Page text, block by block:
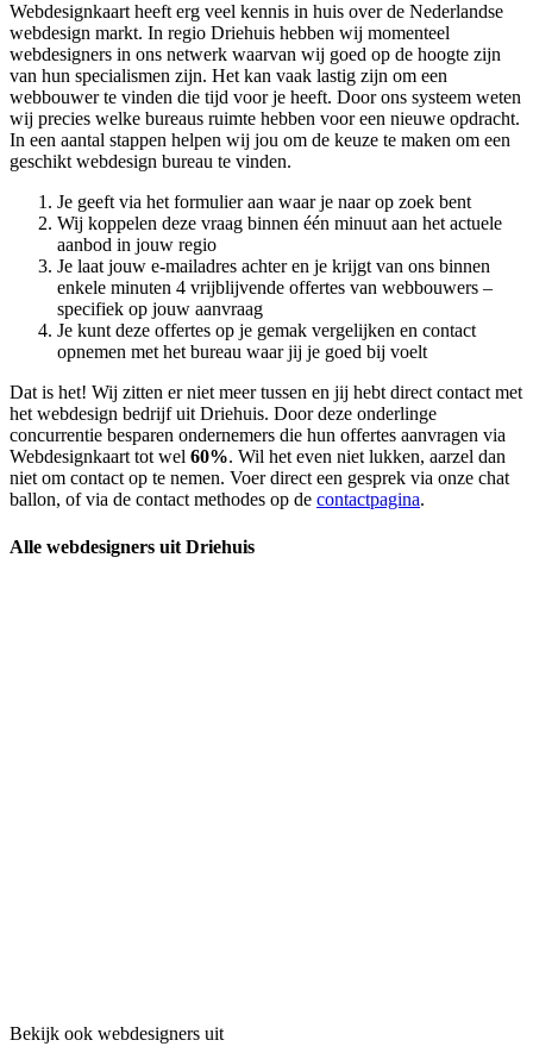
Webdesignkaart heeft erg veel kennis in huis over de Nederlandse
webdesign markt. In regio Driehuis hebben wij momenteel
webdesigners in ons netwerk waarvan wij goed op de hoogte zijn
van hun specialismen zijn. Het kan vaak lastig zijn om een
webbouwer te vinden die tijd voor je heeft. Door ons systeem weten
wij precies welke bureaus ruimte hebben voor een nieuwe opdracht.
In een aantal stappen helpen wij jou om de keuze te maken om een
geschikt webdesign bureau te vinden.
Je geeft via het formulier aan waar je naar op zoek bent
Wij koppelen deze vraag binnen één minuut aan het actuele
aanbod in jouw regio
Je laat jouw e-mailadres achter en je krijgt van ons binnen
enkele minuten 4 vrijblijvende offertes van webbouwers –
specifiek op jouw aanvraag
Je kunt deze offertes op je gemak vergelijken en contact
opnemen met het bureau waar jij je goed bij voelt
Dat is het! Wij zitten er niet meer tussen en jij hebt direct contact met
het webdesign bedrijf uit Driehuis. Door deze onderlinge
concurrentie besparen ondernemers die hun offertes aanvragen via
Webdesignkaart tot wel 60%. Wil het even niet lukken, aarzel dan
niet om contact op te nemen. Voer direct een gesprek via onze chat
ballon, of via de contact methodes op de contactpagina.
Alle webdesigners uit Driehuis
Bekijk ook webdesigners uit